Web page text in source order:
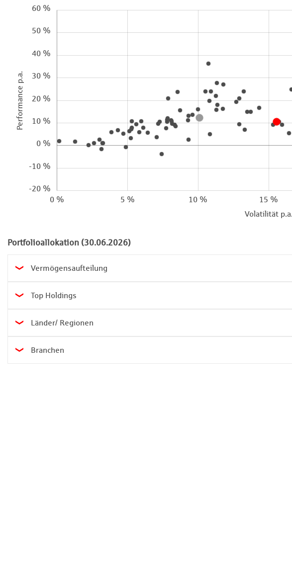
0 % 5 % 10 % 15 %
Volatilität p.a.
-20 %
-10 %
0 %
10 %
20 %
30 %
40 %
50 %
60 %
Performance p.a.
Portfolioallokation (30.06.2026)
 Vermögensaufteilung
 Top Holdings
 Länder/ Regionen
 Branchen